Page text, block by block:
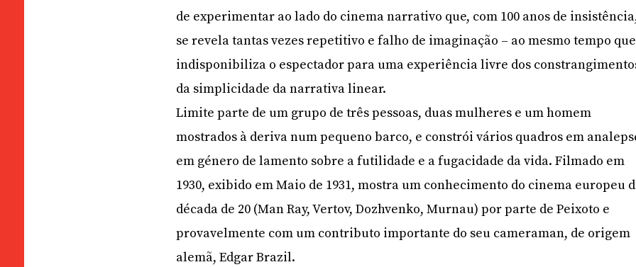
de experimentar ao lado do cinema narrativo que, com 100 anos de
se revela tantas vezes repetitivo e falho de imaginação – ao mesmo tempo que
indisponibiliza o espectador para uma experiência livre dos
da simplicidade da narrativa linear.
Limite parte de um grupo de três pessoas, duas mulheres e um homem
mostrados à deriva num pequeno barco, e constrói vários quadros em
em género de lamento sobre a futilidade e a fugacidade da vida. Filmado em
1930, exibido em Maio de 1931, mostra um conhecimento do cinema europeu
década de 20 (Man Ray, Vertov, Dozhvenko, Murnau) por parte de Peixoto e
provavelmente com um contributo importante do seu cameraman, de origem
alemã, Edgar Brazil.